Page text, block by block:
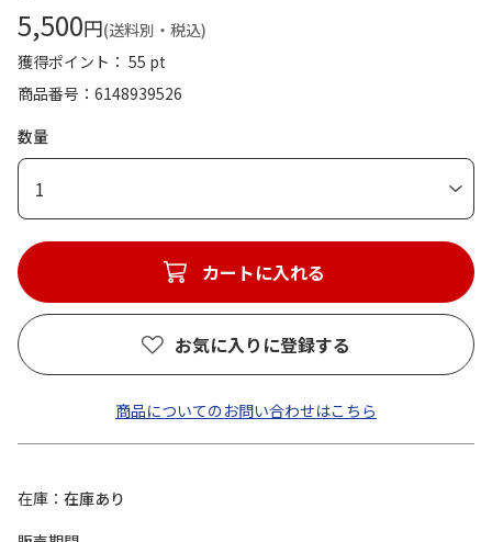
5,500円(送料別・税込)
獲得ポイント： 55 pt
商品番号
6148939526
数量
1
カートに入れる
お気に入りに登録する
商品についてのお問い合わせはこちら
在庫
在庫あり